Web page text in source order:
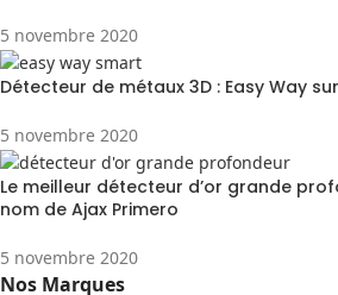
5 novembre 2020
Détecteur de métaux 3D : Easy Way
5 novembre 2020
Le meilleur détecteur d’or grande
nom de Ajax Primero
5 novembre 2020
Nos Marques